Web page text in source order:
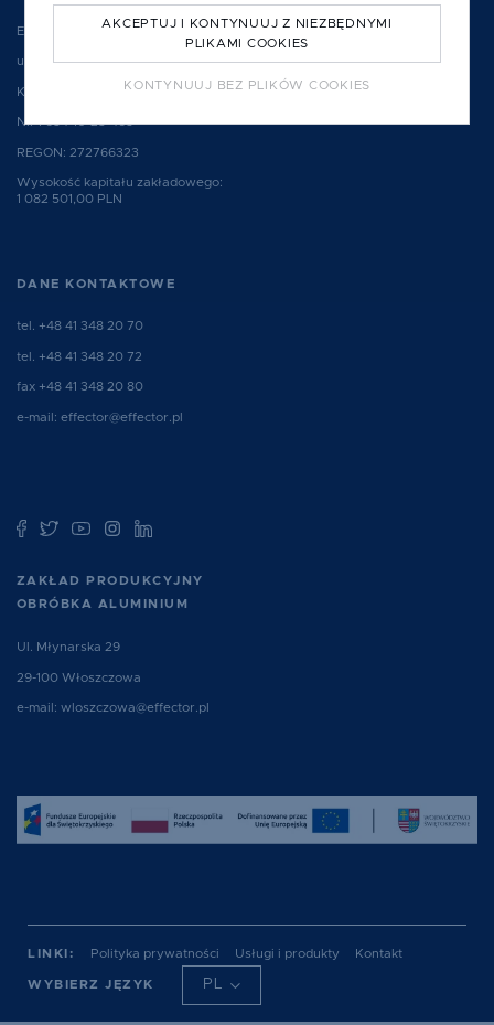
AKCEPTUJ I KONTYNUUJ Z NIEZBĘDNYMI
PLIKAMI COOKIES
KONTYNUUJ BEZ PLIKÓW COOKIES
EFFECTOR S.A.
ul. Hauke Bosaka 2, 25-214 Kielce, Polska
KRS: 0000077755
NIP: 634-10-23-465
REGON: 272766323
Wysokość kapitału zakładowego:
1 082 501,00 PLN
DANE KONTAKTOWE
tel. +48 41 348 20 70
tel. +48 41 348 20 72
fax +48 41 348 20 80
e-mail: effector@effector.pl
ZAKŁAD PRODUKCYJNY
OBRÓBKA ALUMINIUM
Ul. Młynarska 29
29-100 Włoszczowa
e-mail: wloszczowa@effector.pl
LINKI: Polityka prywatności Usługi i produkty Kontakt
WYBIERZ JĘZYK PL
EN DE